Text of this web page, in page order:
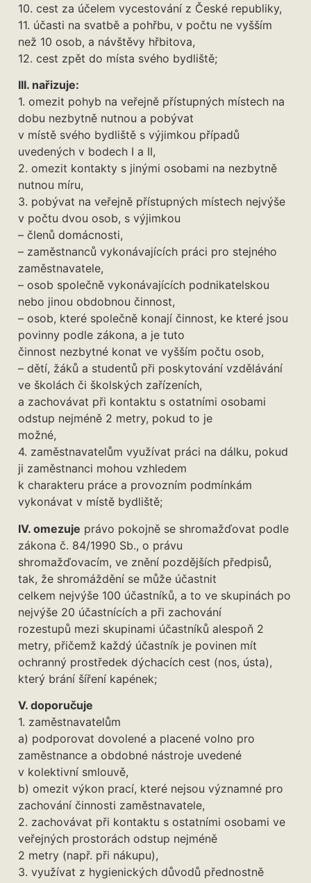
10. cest za účelem vycestování z České republiky,
11. účasti na svatbě a pohřbu, v počtu ne vyšším
než 10 osob, a návštěvy hřbitova,
12. cest zpět do místa svého bydliště;
III. nařizuje:
1. omezit pohyb na veřejně přístupných místech na
dobu nezbytně nutnou a pobývat
v místě svého bydliště s výjimkou případů
uvedených v bodech I a II,
2. omezit kontakty s jinými osobami na nezbytně
nutnou míru,
3. pobývat na veřejně přístupných místech nejvýše
v počtu dvou osob, s výjimkou
– členů domácnosti,
– zaměstnanců vykonávajících práci pro stejného
zaměstnavatele,
– osob společně vykonávajících podnikatelskou
nebo jinou obdobnou činnost,
– osob, které společně konají činnost, ke které jsou
povinny podle zákona, a je tuto
činnost nezbytné konat ve vyšším počtu osob,
– dětí, žáků a studentů při poskytování vzdělávání
ve školách či školských zařízeních,
a zachovávat při kontaktu s ostatními osobami
odstup nejméně 2 metry, pokud to je
možné,
4. zaměstnavatelům využívat práci na dálku, pokud
ji zaměstnanci mohou vzhledem
k charakteru práce a provozním podmínkám
vykonávat v místě bydliště;
IV. omezuje právo pokojně se shromažďovat podle
zákona č. 84/1990 Sb., o právu
shromažďovacím, ve znění pozdějších předpisů,
tak, že shromáždění se může účastnit
celkem nejvýše 100 účastníků, a to ve skupinách po
nejvýše 20 účastnících a při zachování
rozestupů mezi skupinami účastníků alespoň 2
metry, přičemž každý účastník je povinen mít
ochranný prostředek dýchacích cest (nos, ústa),
který brání šíření kapének;
V. doporučuje
1. zaměstnavatelům
a) podporovat dovolené a placené volno pro
zaměstnance a obdobné nástroje uvedené
v kolektivní smlouvě,
b) omezit výkon prací, které nejsou významné pro
zachování činnosti zaměstnavatele,
2. zachovávat při kontaktu s ostatními osobami ve
veřejných prostorách odstup nejméně
2 metry (např. při nákupu),
3. využívat z hygienických důvodů přednostně